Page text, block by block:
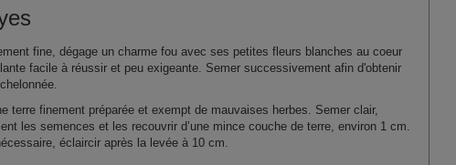
fine, dégage un charme fou avec ses petites fleurs blanches au coeur
facile à réussir et peu exigeante. Semer successivement afin d'obtenir
terre finement préparée et exempt de mauvaises herbes. Semer clair,
les semences et les recouvrir d’une mince couche de terre, environ 1 cm.
éclaircir après la levée à 10 cm.